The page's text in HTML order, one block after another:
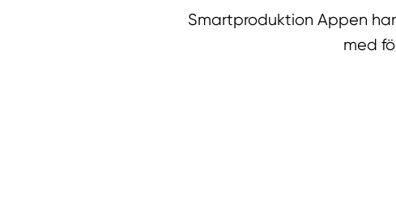
Smartproduktion Appen
med